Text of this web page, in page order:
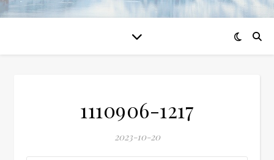
1110906-1217
2023-10-20